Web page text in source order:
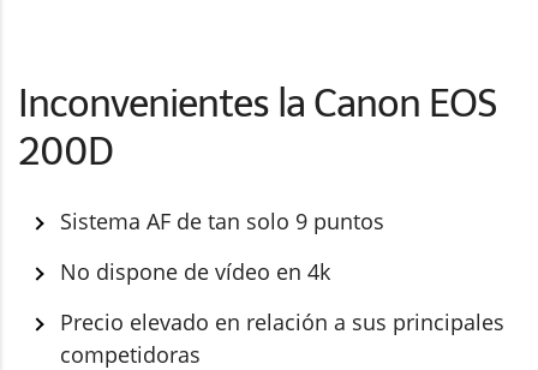
Inconvenientes la Canon EOS
200D
Sistema AF de tan solo 9 puntos
No dispone de vídeo en 4k
Precio elevado en relación a sus principales
competidoras